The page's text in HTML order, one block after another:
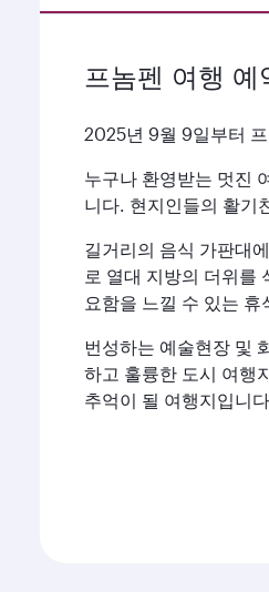
프놈펜 여행 예
2025년 9월 9일부터
누구나 환영받는 멋진
니다. 현지인들의 활기
길거리의 음식 가판대
로 열대 지방의 더위를
요함을 느낄 수 있는
번성하는 예술현장 및
하고 훌륭한 도시 여행
추억이 될 여행지입니